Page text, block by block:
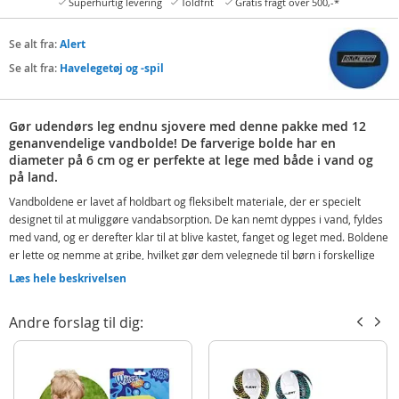
Se alt fra:Alert
Se alt fra: Havelegetøj og -spil
Gør udendørs leg endnu sjovere med denne pakke med 12
genanvendelige vandbolde! De farverige bolde har en
diameter på 6 cm og er perfekte at lege med både i vand og
på land.
Vandboldene er lavet af holdbart og fleksibelt materiale, der er specielt
designet til at muliggøre vandabsorption. De kan nemt dyppes i vand, fyldes
med vand, og er derefter klar til at blive kastet, fanget og leget med. Boldene
er lette og nemme at gribe, hvilket gør dem velegnede til børn i forskellige
aldre.
tørret, vender de tilbage til deres oprindelige tilstand og er klar til endnu
mere leg. Du kan bruge dem igen og igen, hvilket gør dem til et bæredygtigt
koordination og udendørs aktiviteter.
Læs hele beskrivelsen
Andre forslag til dig: